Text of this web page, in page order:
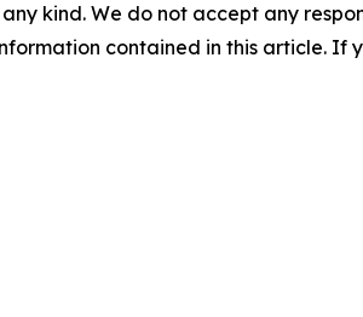
kind. We do not accept any
contained in this article. If